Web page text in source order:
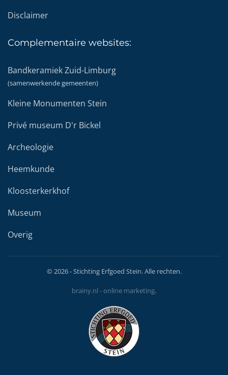
Disclaimer
Complementaire websites:
Bandkeramiek Zuid-Limburg
(samenwerkende gemeenten)
Kleine Monumenten Stein
Privé museum D'r Bickel
Archeologie
Heemkunde
Kloosterkerkhof
Museum
Overig
©2026- Stichting Erfgoed Stein. Alle rechten.
brainy.nl - online marketing.